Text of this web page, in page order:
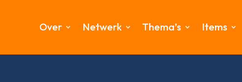
Over Netwerk Thema’s Items